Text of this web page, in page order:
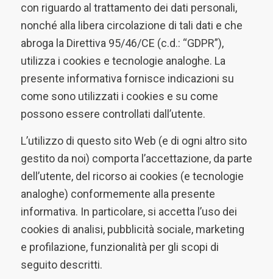
con riguardo al trattamento dei dati personali,
nonché alla libera circolazione di tali dati e che
abroga la Direttiva 95/46/CE (c.d.: “GDPR”),
utilizza i cookies e tecnologie analoghe. La
presente informativa fornisce indicazioni su
come sono utilizzati i cookies e su come
possono essere controllati dall’utente.
L’utilizzo di questo sito Web (e di ogni altro sito
gestito da noi) comporta l’accettazione, da parte
dell’utente, del ricorso ai cookies (e tecnologie
analoghe) conformemente alla presente
informativa. In particolare, si accetta l’uso dei
cookies di analisi, pubblicità sociale, marketing
e profilazione, funzionalità per gli scopi di
seguito descritti.